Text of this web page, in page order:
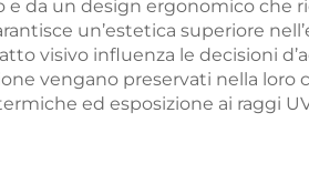
da un design ergonomico che
un’estetica superiore
visivo influenza le decisioni
vengano preservati nella loro
ed esposizione ai raggi